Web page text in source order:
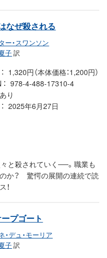
なぜ殺される
ー・スワンソン
子訳
1,320円（本体価格：1,200円）
978-4-488-17310-4
り
2025年6月27日
と殺されていく──。職業も
か？ 驚愕の展開の連続で読
！
プゴート
・デュ・モーリア
子訳